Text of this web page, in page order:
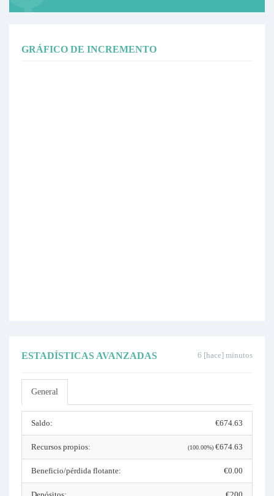
GRÁFICO DE INCREMENTO
6 [hace] minutos
ESTADÍSTICAS AVANZADAS
General
Saldo: €674.63
Recursos propios: (100.00%) €674.63
Beneficio/pérdida flotante: €0.00